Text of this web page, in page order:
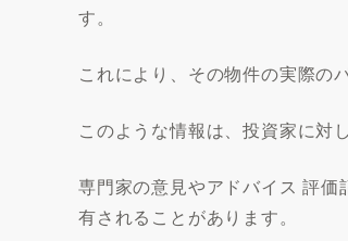
す。
これにより、その物件の実際の
このような情報は、投資家に対
専門家の意見やアドバイス 評
有されることがあります。